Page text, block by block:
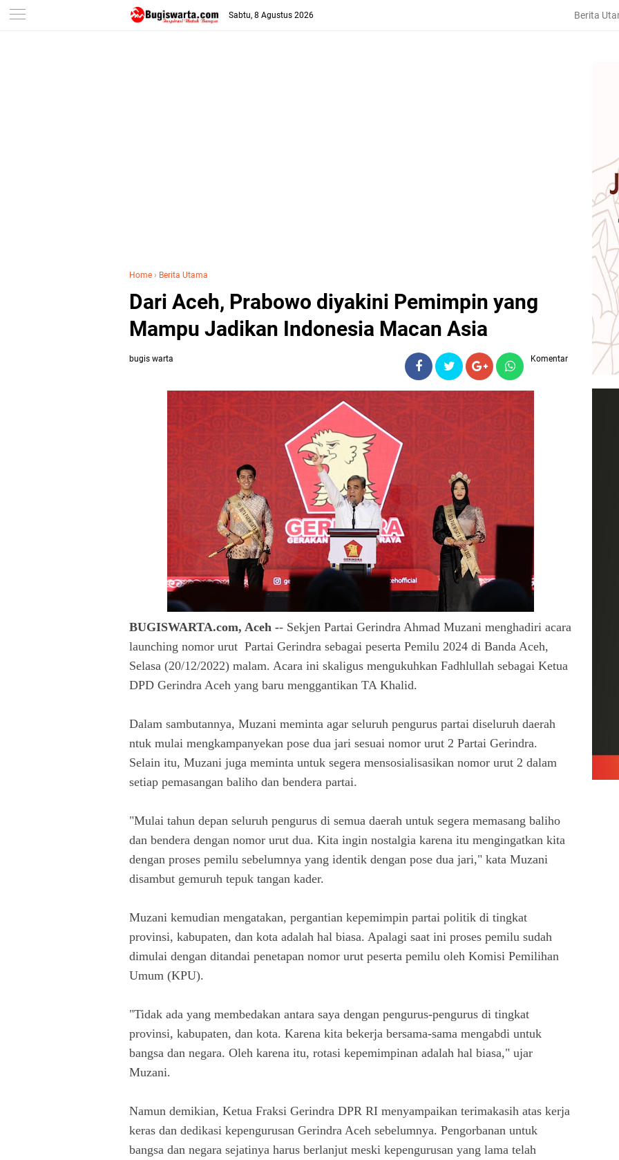
-->
Sabtu, 8 Agustus 2026 Berita
Home › Berita Utama
Dari Aceh, Prabowo diyakini Pemimpin yang
Mampu Jadikan Indonesia Macan Asia
bugis warta Komentar
BUGISWARTA.com, Aceh -- Sekjen Partai Gerindra Ahmad Muzani menghadiri acara
launching nomor urut Partai Gerindra sebagai peserta Pemilu 2024 di Banda Aceh,
Selasa (20/12/2022) malam. Acara ini skaligus mengukuhkan Fadhlullah sebagai Ketua
DPD Gerindra Aceh yang baru menggantikan TA Khalid.
Dalam sambutannya, Muzani meminta agar seluruh pengurus partai diseluruh daerah
ntuk mulai mengkampanyekan pose dua jari sesuai nomor urut 2 Partai Gerindra.
Selain itu, Muzani juga meminta untuk segera mensosialisasikan nomor urut 2 dalam
setiap pemasangan baliho dan bendera partai.
"Mulai tahun depan seluruh pengurus di semua daerah untuk segera memasang baliho
dan bendera dengan nomor urut dua. Kita ingin nostalgia karena itu mengingatkan kita
dengan proses pemilu sebelumnya yang identik dengan pose dua jari," kata Muzani
disambut gemuruh tepuk tangan kader.
Muzani kemudian mengatakan, pergantian kepemimpin partai politik di tingkat
provinsi, kabupaten, dan kota adalah hal biasa. Apalagi saat ini proses pemilu sudah
dimulai dengan ditandai penetapan nomor urut peserta pemilu oleh Komisi Pemilihan
Umum (KPU).
"Tidak ada yang membedakan antara saya dengan pengurus-pengurus di tingkat
provinsi, kabupaten, dan kota. Karena kita bekerja bersama-sama mengabdi untuk
bangsa dan negara. Oleh karena itu, rotasi kepemimpinan adalah hal biasa," ujar
Muzani.
Namun demikian, Ketua Fraksi Gerindra DPR RI menyampaikan terimakasih atas kerja
keras dan dedikasi kepengurusan Gerindra Aceh sebelumnya. Pengorbanan untuk
bangsa dan negara sejatinya harus berlanjut meski kepengurusan yang lama telah